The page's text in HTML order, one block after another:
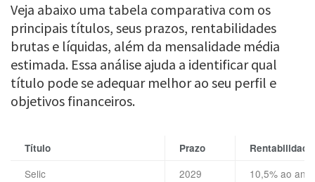
Veja abaixo uma tabela comparativa com os
principais títulos, seus prazos, rentabilidades
brutas e líquidas, além da mensalidade média
estimada. Essa análise ajuda a identificar qual
título pode se adequar melhor ao seu perfil e
objetivos financeiros.
Título Prazo
Selic 2029
10,5% ao ano